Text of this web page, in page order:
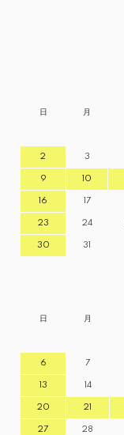
日 月
2 3
9 10
16 17
23 24
30 31
日 月
6 7
13 14
20 21
27 28